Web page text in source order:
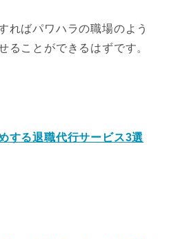
ればパワハラの職場のよう
ることができるはずです。
する退職代行サービス3選